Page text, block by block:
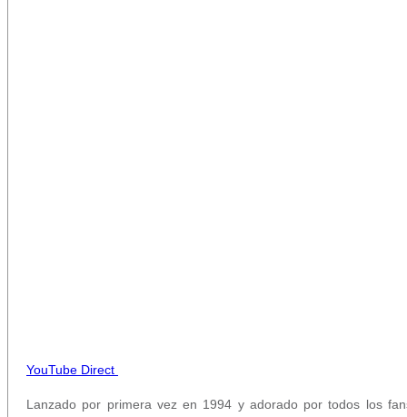
YouTube Direct
Lanzado por primera vez en 1994 y adorado por todos los